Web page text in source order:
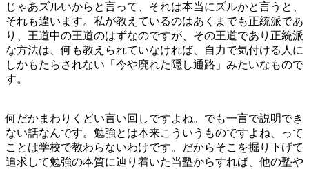
じゃあズルいからと言って、それは本当にズルかと言うと、
それも違います。私が教えているのはあくまでも正統派であ
り、王道中の王道のはずなのですが、その王道であり正統派
な方法は、何も教えられていなければ、自力で気付ける人に
しかもたらされない「今や廃れた隠し通路」みたいなもので
す。
何だかまわりくどい言い回しですよね。でも一言で説明でき
ない話なんです。勉強とは本来こういうものですよね、って
ことは学校で教わらないわけです。だからそこを掘り下げて
追求して勉強の本質に辿り着いた当塾からすれば、他の塾や